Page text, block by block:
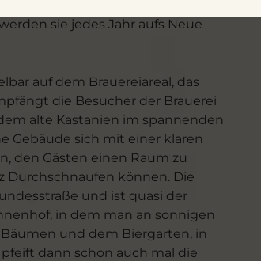
Gründe für die Initiative auf
sie jedes Jahr aufs Neue
auf dem Brauereiareal, das
die Besucher der Brauerei
alte Kastanien im spannenden
Gebäude sich mit einer klaren
den Gästen einen Raum zu
Durchschnaufen können. Die
und ist quasi der
in dem man an sonnigen
und dem Biergarten, in
dann schon auch mal die